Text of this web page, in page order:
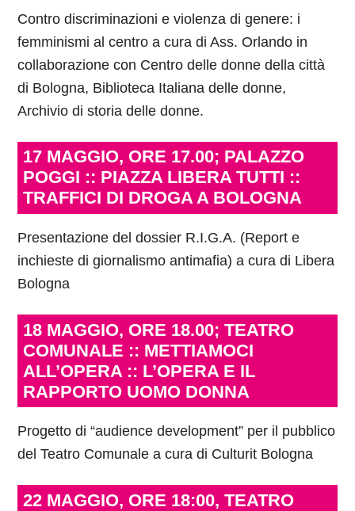
Contro discriminazioni e violenza di genere: i
femminismi al centro a cura di Ass. Orlando in
collaborazione con Centro delle donne della città
di Bologna, Biblioteca Italiana delle donne,
Archivio di storia delle donne.
17 MAGGIO, ORE 17.00; PALAZZO
POGGI :: PIAZZA LIBERA TUTTI ::
TRAFFICI DI DROGA A BOLOGNA
Presentazione del dossier R.I.G.A. (Report e
inchieste di giornalismo antimafia) a cura di Libera
Bologna
18 MAGGIO, ORE 18.00; TEATRO
COMUNALE :: METTIAMOCI
ALL’OPERA :: L’OPERA E IL
RAPPORTO UOMO DONNA
Progetto di “audience development” per il pubblico
del Teatro Comunale a cura di Culturit Bologna
22 MAGGIO, ORE 18:00, TEATRO